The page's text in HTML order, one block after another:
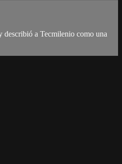
a Tecmilenio como una